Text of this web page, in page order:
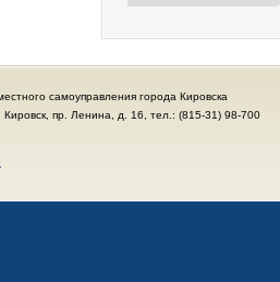
самоуправления города Кировска
Кировск, пр. Ленина, д. 16, тел.: (815-31) 98-700